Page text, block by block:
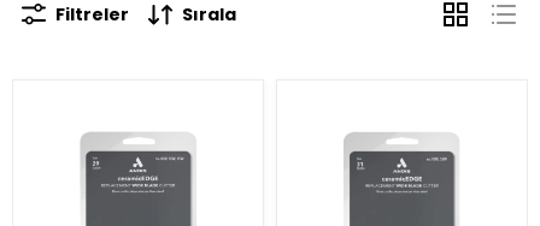
Filtreler Sırala